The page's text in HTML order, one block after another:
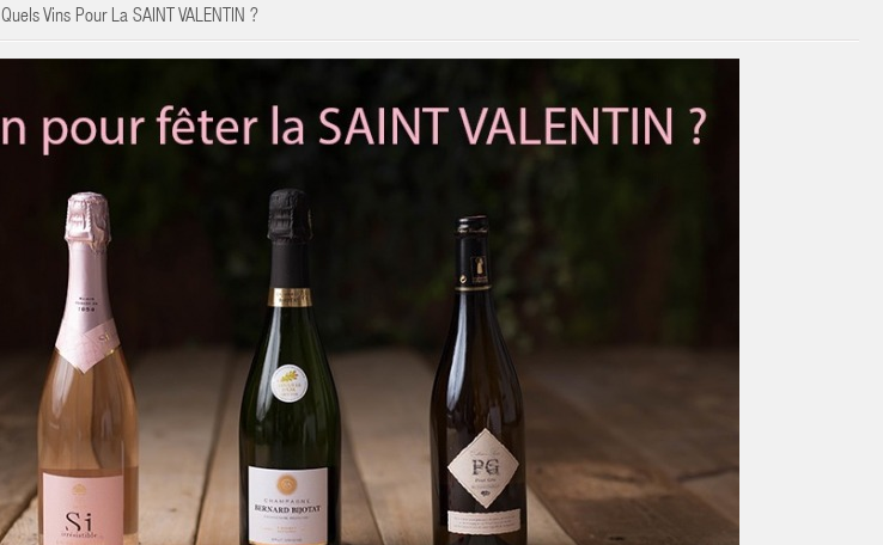
Quels Vins Pour La SAINT VALENTIN ?